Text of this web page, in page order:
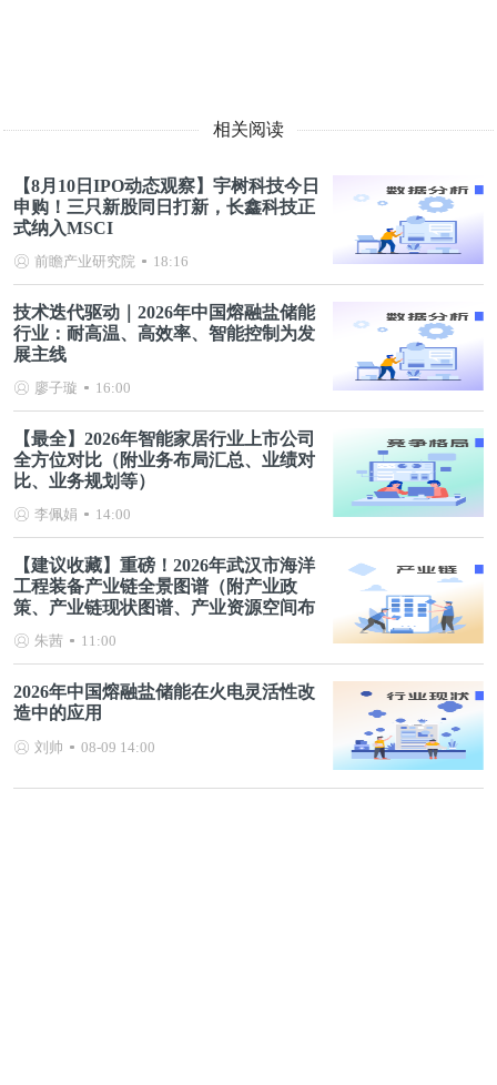
相关阅读
【8月10日IPO动态观察】宇树科技今日
申购！三只新股同日打新，长鑫科技正
式纳入MSCI
前瞻产业研究院 18:16
技术迭代驱动｜2026年中国熔融盐储能
行业：耐高温、高效率、智能控制为发
展主线
廖子璇 16:00
【最全】2026年智能家居行业上市公司
全方位对比（附业务布局汇总、业绩对
比、业务规划等）
李佩娟 14:00
【建议收藏】重磅！2026年武汉市海洋
工程装备产业链全景图谱（附产业政
策、产业链现状图谱、产业资源空间布
朱茜 11:00
2026年中国熔融盐储能在火电灵活性改
造中的应用
刘帅 08-09 14:00